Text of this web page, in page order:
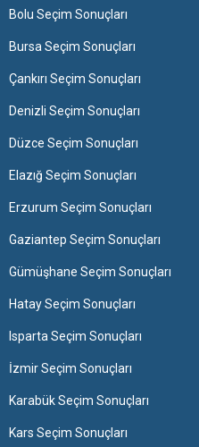
Bolu Seçim Sonuçları
Bursa Seçim Sonuçları
Çankırı Seçim Sonuçları
Denizli Seçim Sonuçları
Düzce Seçim Sonuçları
Elazığ Seçim Sonuçları
Erzurum Seçim Sonuçları
Gaziantep Seçim Sonuçları
Gümüşhane Seçim Sonuçları
Hatay Seçim Sonuçları
Isparta Seçim Sonuçları
İzmir Seçim Sonuçları
Karabük Seçim Sonuçları
Kars Seçim Sonuçları